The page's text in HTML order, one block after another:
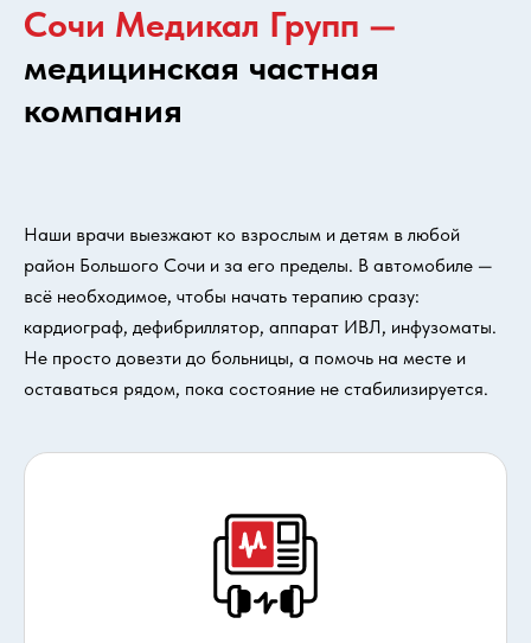
Сочи Медикал Групп —
медицинская частная
компания
Наши врачи выезжают ко взрослым и детям в любой
район Большого Сочи и за его пределы. В автомобиле —
всё необходимое, чтобы начать терапию сразу:
кардиограф, дефибриллятор, аппарат ИВЛ, инфузоматы.
Не просто довезти до больницы, а помочь на месте и
оставаться рядом, пока состояние не стабилизируется.